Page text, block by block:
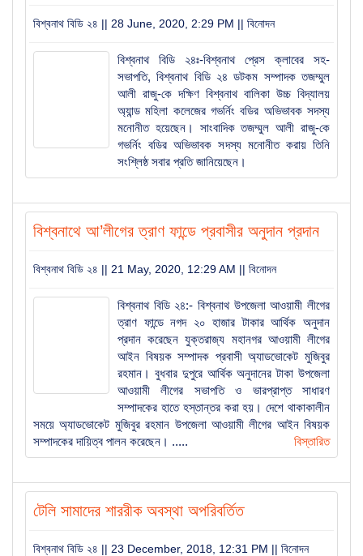
বিশ্বনাথ বিডি ২৪ || 28 June, 2020, 2:29 PM || বিনোদন
বিশ্বনাথ বিডি ২৪ঃ-বিশ্বনাথ প্রেস ক্লাবের সহ-
সভাপতি, বিশ্বনাথ বিডি ২৪ ডটকম সম্পাদক তজম্মুল
আলী রাজু-কে দক্ষিণ বিশ্বনাথ বালিকা উচ্চ বিদ্যালয়
অ্যান্ড মহিলা কলেজের গভর্নিং বডির অভিভাবক সদস্য
মনোনীত হয়েছেন। সাংবাদিক তজম্মুল আলী রাজু-কে
গভর্নিং বডির অভিভাবক সদস্য মনোনীত করায় তিনি
সংশ্লিষ্ঠ সবার প্রতি জানিয়েছেন।
বিশ্বনাথে আ’লীগের ত্রাণ ফান্ডে প্রবাসীর অনুদান প্রদান
বিশ্বনাথ বিডি ২৪ || 21 May, 2020, 12:29 AM || বিনোদন
বিশ্বনাথ বিডি ২৪:- বিশ্বনাথ উপজেলা আওয়ামী লীগের
ত্রাণ ফান্ডে নগদ ২০ হাজার টাকার আর্থিক অনুদান
প্রদান করেছেন যুক্তরাজ্য মহানগর আওয়ামী লীগের
আইন বিষয়ক সম্পাদক প্রবাসী অ্যাডভোকেট মুজিবুর
রহমান। বুধবার দুপুরে আর্থিক অনুদানের টাকা উপজেলা
আওয়ামী লীগের সভাপতি ও ভারপ্রাপ্ত সাধারণ
সম্পাদকের হাতে হস্তান্তর করা হয়। দেশে থাকাকালীন
সময়ে অ্যাডভোকেট মুজিবুর রহমান উপজেলা আওয়ামী লীগের আইন বিষয়ক
সম্পাদকের দায়িত্ব পালন করেছেন। .....
বিস্তারিত
টেলি সামাদের শাররীক অবস্থা অপরিবর্তিত
বিশ্বনাথ বিডি ২৪ || 23 December, 2018, 12:31 PM || বিনোদন